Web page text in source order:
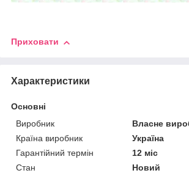
Приховати
Характеристики
Основні
Виробник
Власне
Країна виробник
Україна
Гарантійний термін
12 міс
Стан
Новий